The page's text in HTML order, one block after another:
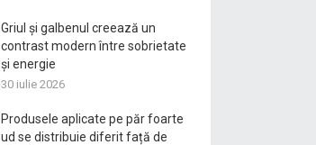
Griul și galbenul creează un
contrast modern între sobrietate
și energie
30 iulie 2026
Produsele aplicate pe păr foarte
ud se distribuie diferit față de